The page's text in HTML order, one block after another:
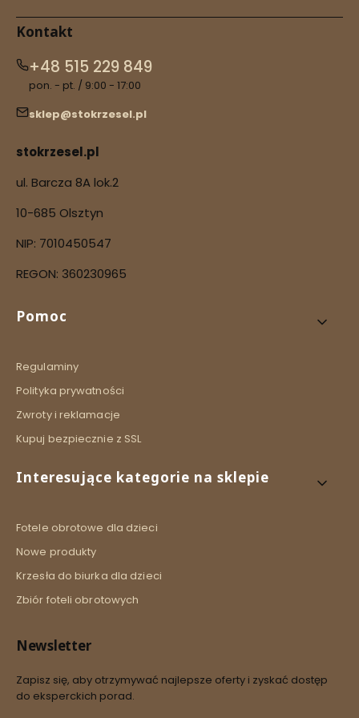
Kontakt
+48 515 229 849
pon. - pt. / 9:00 - 17:00
sklep@stokrzesel.pl
stokrzesel.pl
ul. Barcza 8A lok.2
10-685 Olsztyn
NIP: 7010450547
REGON: 360230965
Linki w stopce
Pomoc
Regulaminy
Polityka prywatności
Zwroty i reklamacje
Kupuj bezpiecznie z SSL
Interesujące kategorie na sklepie
Fotele obrotowe dla dzieci
Nowe produkty
Krzesła do biurka dla dzieci
Zbiór foteli obrotowych
Newsletter
Zapisz się, aby otrzymywać najlepsze oferty i zyskać dostęp
do eksperckich porad.